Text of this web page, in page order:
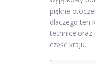
piękne
dlaczego ten
technice oraz
część kraju.